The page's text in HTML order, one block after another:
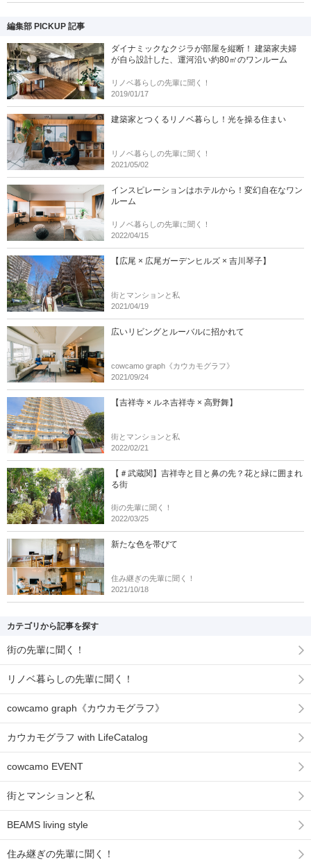
編集部 PICKUP 記事
ダイナミックなクジラが部屋を縦断！ 建築家夫婦
が自ら設計した、運河沿い約80㎡のワンルーム
リノベ暮らしの先輩に聞く！
2019/01/17
建築家とつくるリノベ暮らし！光を操る住まい
リノベ暮らしの先輩に聞く！
2021/05/02
インスピレーションはホテルから！変幻自在なワン
ルーム
リノベ暮らしの先輩に聞く！
2022/04/15
【広尾 × 広尾ガーデンヒルズ × 吉川琴子】
街とマンションと私
2021/04/19
広いリビングとルーバルに招かれて
cowcamo graph《カウカモグラフ》
2021/09/24
【吉祥寺 × ルネ吉祥寺 × 高野舞】
街とマンションと私
2022/02/21
【＃武蔵関】吉祥寺と目と鼻の先？花と緑に囲まれ
る街
街の先輩に聞く！
2022/03/25
新たな色を帯びて
住み継ぎの先輩に聞く！
2021/10/18
カテゴリから記事を探す
街の先輩に聞く！
リノベ暮らしの先輩に聞く！
cowcamo graph《カウカモグラフ》
カウカモグラフ with LifeCatalog
cowcamo EVENT
街とマンションと私
BEAMS living style
住み継ぎの先輩に聞く！